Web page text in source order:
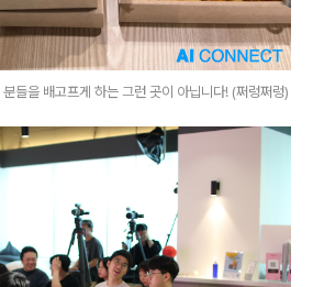
들을 배고프게 하는 그런 곳이 아닙니다! (쩌렁쩌렁)